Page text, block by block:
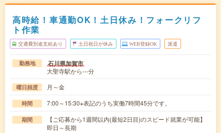
高時給！車通勤OK！土日休み！フォークリフ
ト作業
交通費別途支給あり 土日祝日が休み WEB登録OK 派遣
勤務地 石川県加賀市
大聖寺駅から---分
曜日頻度 月～金
時間 7:00～15:30※表記のうち実働7時間45分です。
期間
【ご応募から1週間以内(最短2日目)のスピード就業が可能】
即日～長期